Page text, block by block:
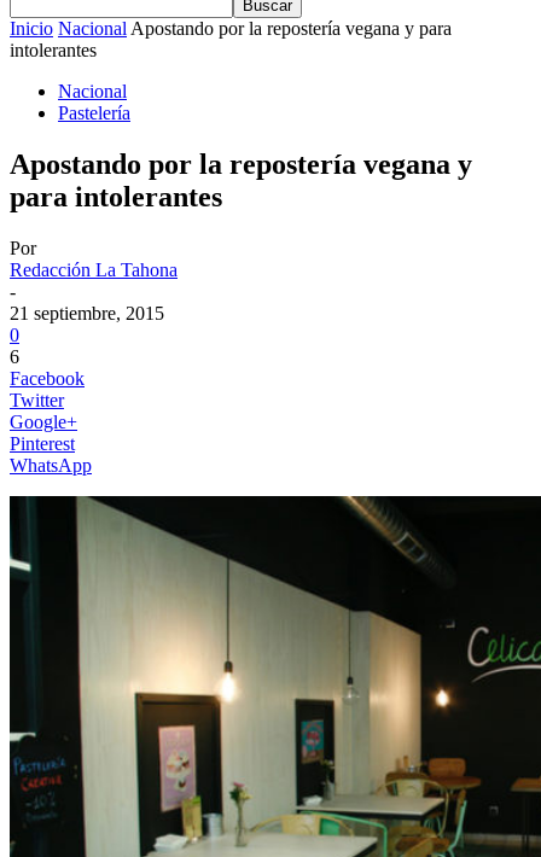
Inicio Nacional Apostando por la repostería vegana y para
intolerantes
Nacional
Pastelería
Apostando por la repostería vegana y
para intolerantes
Por
Redacción La Tahona
-
21 septiembre, 2015
0
6
Facebook
Twitter
Google+
Pinterest
WhatsApp